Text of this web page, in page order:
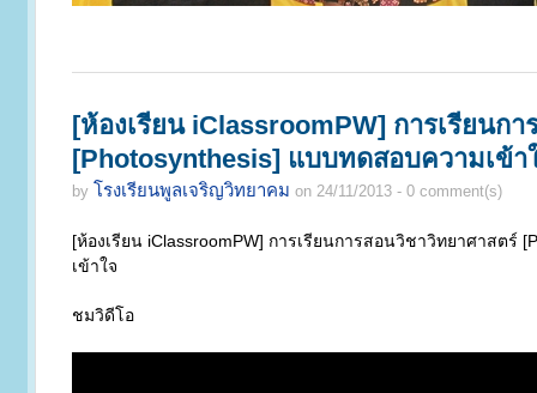
[ห้องเรียน iClassroomPW] การเรียนก
[Photosynthesis] แบบทดสอบความเข้า
by โรงเรียนพูลเจริญวิทยาคม on 24/11/2013 - 0 comment(s)
[ห้องเรียน iClassroomPW] การเรียนการสอนวิชาวิทยาศาสตร์
เข้าใจ
ชมวิดีโอ